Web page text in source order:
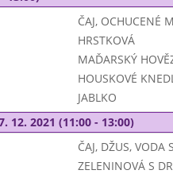
ČAJ, OCHUCENÉ
HRSTKOVÁ
MAĎARSKÝ
HOUSKOVÉ
JABLKO
12. 2021 (11:00 - 13:00)
ČAJ, DŽUS, VODA
ZELENINOVÁ S